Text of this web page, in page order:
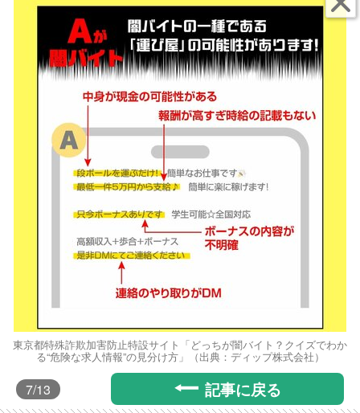
東京都特殊詐欺加害防止特設サイト「どっちが闇バイト？クイズでわか
る“危険な求人情報”の見分け方」（出典：ディップ株式会社）
7/13 記事に戻る